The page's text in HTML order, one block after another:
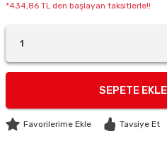
*434,86 TL den başlayan taksitlerle!!
SEPETE EKLE
Tavsiye Et